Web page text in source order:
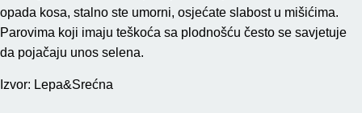
opada kosa, stalno ste umorni, osjećate slabost u mišićima.
Parovima koji imaju teškoća sa plodnošću često se savjetuje
da pojačaju unos selena.
Izvor: Lepa&Srećna